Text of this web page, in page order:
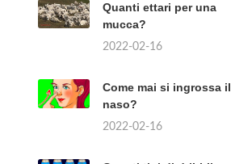
Quanti ettari per una
mucca?
2022-02-16
Come mai si ingrossa il
naso?
2022-02-16